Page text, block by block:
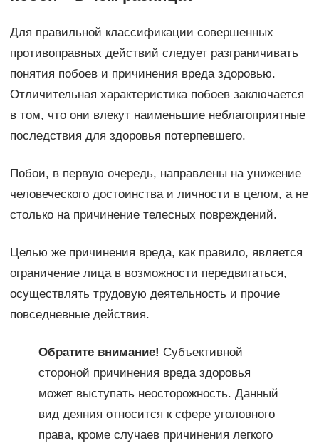
Для правильной классификации совершенных
противоправных действий следует разграничивать
понятия побоев и причинения вреда здоровью.
Отличительная характеристика побоев заключается
в том, что они влекут наименьшие неблагоприятные
последствия для здоровья потерпевшего.
Побои, в первую очередь, направлены на унижение
человеческого достоинства и личности в целом, а не
столько на причинение телесных повреждений.
Целью же причинения вреда, как правило, является
ограничение лица в возможности передвигаться,
осуществлять трудовую деятельность и прочие
повседневные действия.
Обратите внимание! Субъективной
стороной причинения вреда здоровья
может выступать неосторожность. Данный
вид деяния относится к сфере уголовного
права, кроме случаев причинения легкого